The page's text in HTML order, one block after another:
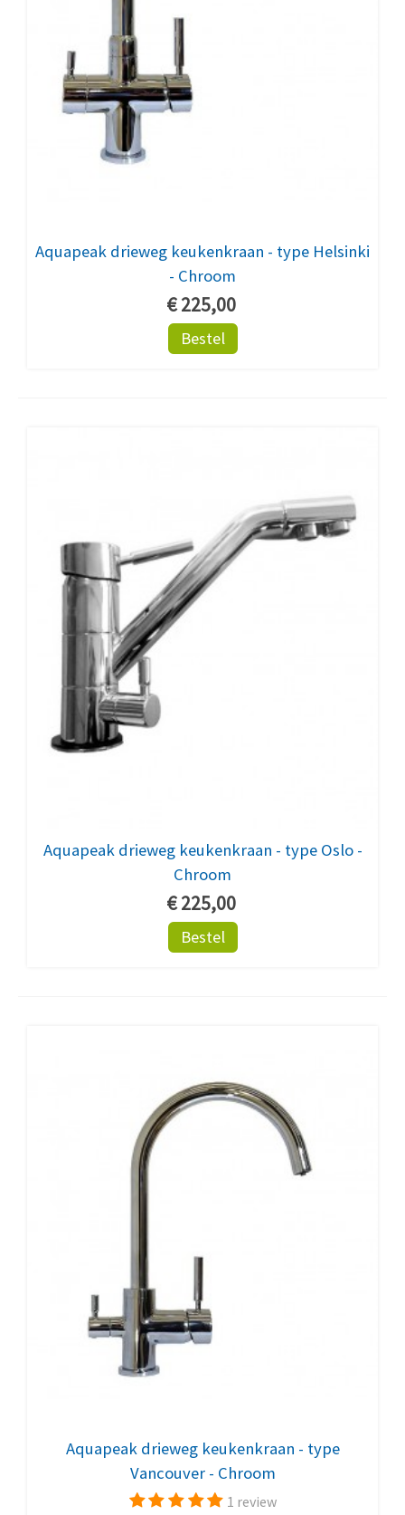
Aquapeak drieweg keukenkraan - type Helsinki
- Chroom
€ 225,00
Bestel
Aquapeak drieweg keukenkraan - type Oslo -
Chroom
€ 225,00
Bestel
Aquapeak drieweg keukenkraan - type
Vancouver - Chroom
1 review